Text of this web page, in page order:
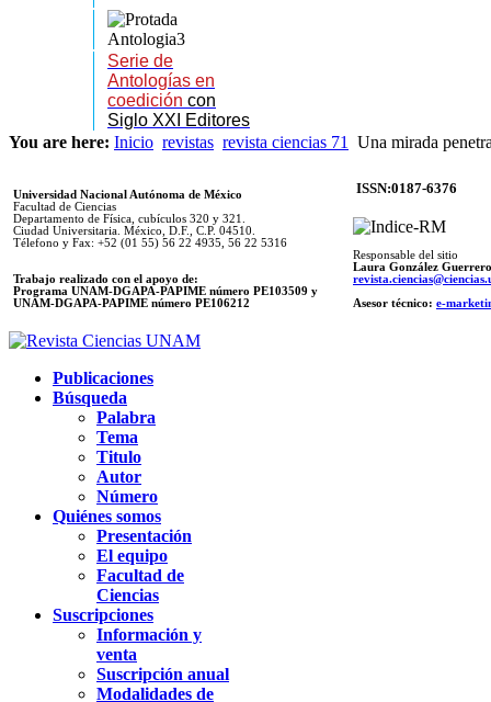
Serie de
Antologías en
coedición con
Siglo XXI Editores
You are here: Inicio revistas revista ciencias 71 Una mirada
Universidad Nacional Autónoma de México
Facultad de Ciencias
Departamento de Física, cubículos 320 y 321.
Ciudad Universitaria. México, D.F., C.P. 04510.
Télefono y Fax: +52 (01 55) 56 22 4935, 56 22 5316
Trabajo realizado con el apoyo de:
Programa UNAM-DGAPA-PAPIME número PE103509 y
UNAM-DGAPA-PAPIME número PE106212
ISSN:0187-6376
Responsable del sitio
Laura González Guerrero
Asesor técnico: e-
Publicaciones
Búsqueda
Palabra
Tema
Titulo
Autor
Número
Quiénes somos
Presentación
El equipo
Facultad de
Ciencias
Suscripciones
Información y
venta
Suscripción anual
Modalidades de